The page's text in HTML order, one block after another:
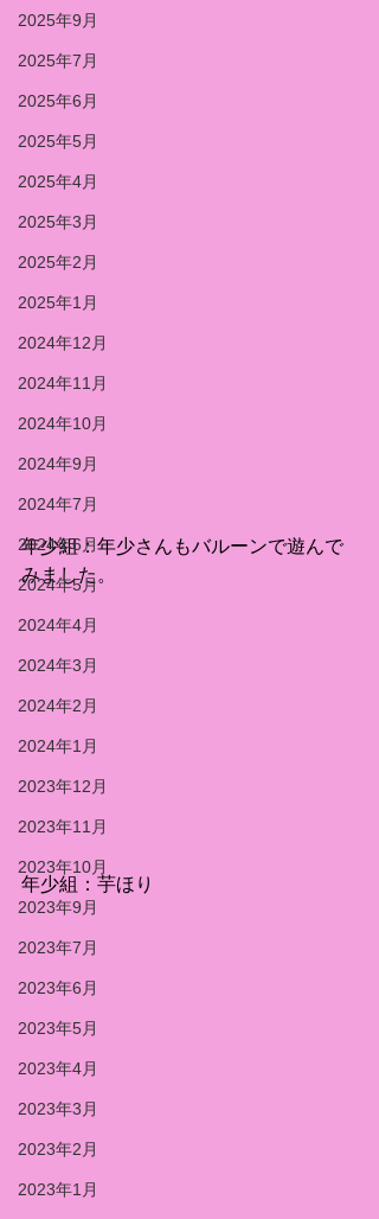
2025年9月
2025年7月
2025年6月
2025年5月
2025年4月
2025年3月
2025年2月
2025年1月
2024年12月
2024年11月
2024年10月
2024年9月
2024年7月
2024年6月
2024年5月
2024年4月
2024年3月
2024年2月
2024年1月
2023年12月
2023年11月
2023年10月
2023年9月
2023年7月
2023年6月
2023年5月
2023年4月
2023年3月
2023年2月
2023年1月
年少組：年少さんもバルーンで遊んで
みました。
年少組：芋ほり